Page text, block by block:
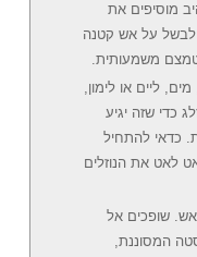
מוסיפים את
לבשל על אש קטנה
משמעותית.
ליים או לימון,
כדי שזה יגיע
כדאי להתחיל
לאט את הנוזלים
שופכים אל
המסוננת,